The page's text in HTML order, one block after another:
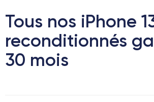
Tous nos iPhone
reconditionnés
30 mois